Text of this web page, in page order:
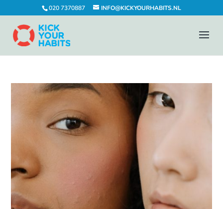
020 7370887 INFO@KICKYOURHABITS.NL